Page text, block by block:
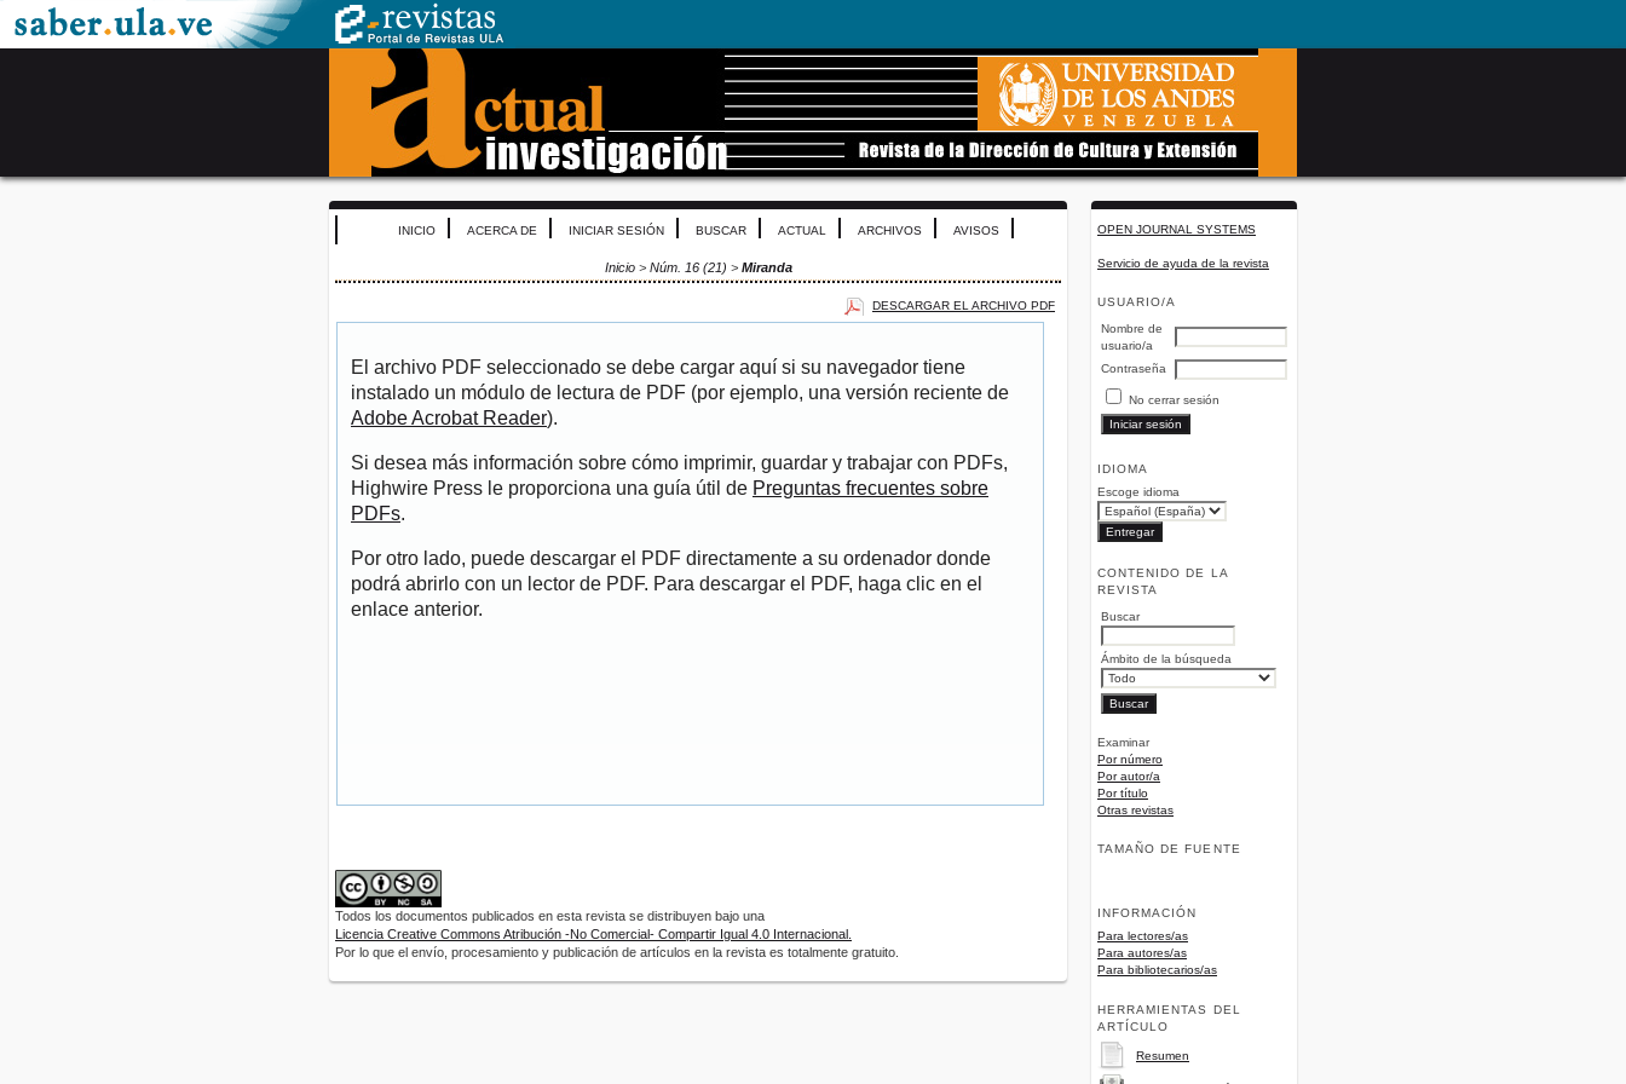
OPEN JOURNAL SYSTEMS
Servicio de ayuda de la revista
USUARIO/A
Nombre de
usuario/a
Contraseña
No cerrar sesión
IDIOMA
Escoge idioma
CONTENIDO DE LA
REVISTA
Buscar
Ámbito de la búsqueda
Examinar
Por número
Por autor/a
Por título
Otras revistas
TAMAÑO DE FUENTE
INFORMACIÓN
Para lectores/as
Para autores/as
Para bibliotecarios/as
HERRAMIENTAS DEL
ARTÍCULO
Resumen
INICIO ACERCA DE INICIAR SESIÓN BUSCAR ACTUAL ARCHIVOS AVISOS
Inicio> Núm. 16 (21) > Miranda
DESCARGAR EL ARCHIVO PDF
El archivo PDF seleccionado se debe cargar aquí si su navegador tiene
instalado un módulo de lectura de PDF (por ejemplo, una versión reciente de
Adobe Acrobat Reader).
Si desea más información sobre cómo imprimir, guardar y trabajar con PDFs,
Highwire Press le proporciona una guía útil de Preguntas frecuentes sobre
PDFs.
Por otro lado, puede descargar el PDF directamente a su ordenador donde
podrá abrirlo con un lector de PDF. Para descargar el PDF, haga clic en el
enlace anterior.
Todos los documentos publicados en esta revista se distribuyen bajo una
Licencia Creative Commons Atribución -No Comercial- Compartir Igual 4.0 Internacional.
Por lo que el envío, procesamiento y publicación de artículos en la revista es totalmente gratuito.